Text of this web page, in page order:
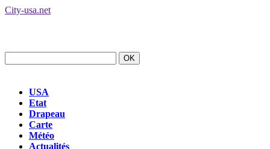
City-usa.net
USA
Etat
Drapeau
Carte
Météo
Actualités